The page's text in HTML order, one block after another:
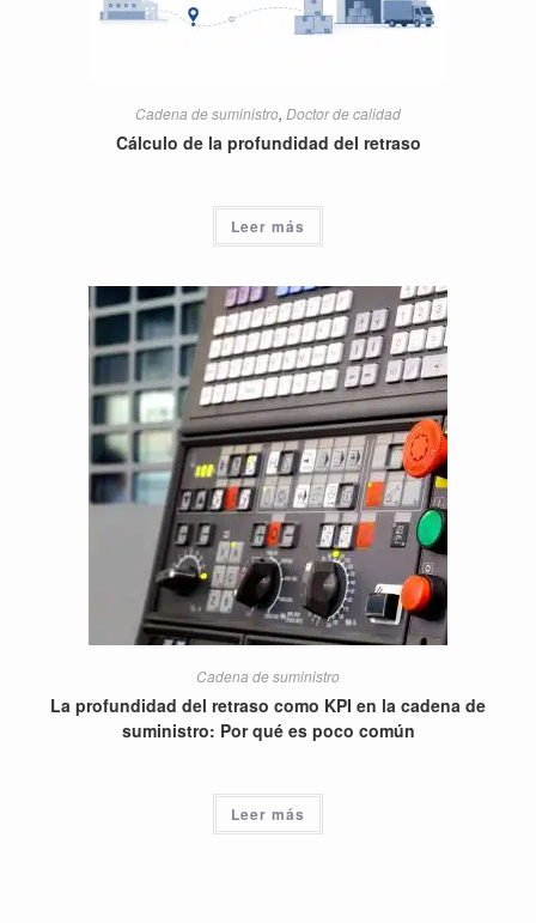
Cadena de suministro, Doctor de calidad
Cálculo de la profundidad del retraso
Leer más
Cadena de suministro
La profundidad del retraso como KPI en la cadena de
suministro: Por qué es poco común
Leer más